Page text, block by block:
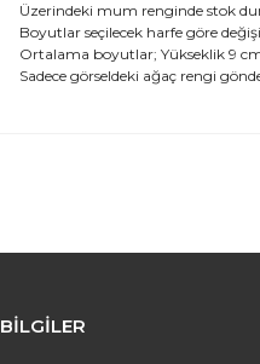
Üzerindeki mum renginde stok
Boyutlar seçilecek harfe göre
Ortalama boyutlar; Yükseklik 9
Sadece görseldeki ağaç rengi
Ürün bilgilerinde
BİLGİLER